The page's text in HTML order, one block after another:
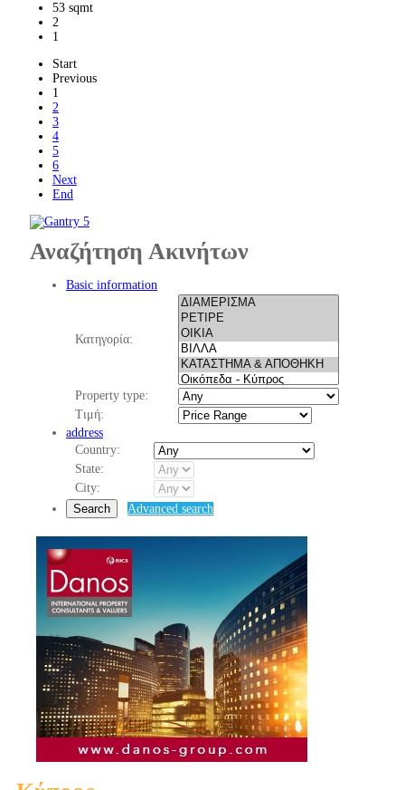
53 sqmt
2
1
Start
Previous
1
2
3
4
5
6
Next
End
Αναζήτηση Ακινήτων
Basic information
Κατηγορία:
Property type:
Τιμή:
address
Country:
State:
City:
Search
Advanced search